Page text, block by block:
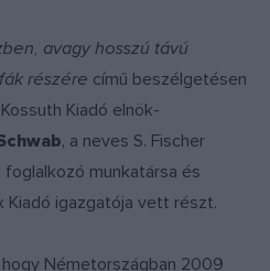
avagy hosszú távú
részére című beszélgetésen
Kossuth Kiadó elnök-
, a neves S. Fischer
munkatársa és
Kiadó igazgatója vett részt.
Németországban 2009